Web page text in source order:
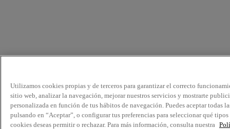
Utilizamos cookies propias y de terceros para garantizar el correcto
sitio web, analizar la navegación, mejorar nuestros servicios y mostrarte
personalizada en función de tus hábitos de navegación. Puedes aceptar todas
pulsando en “Aceptar”, o configurar tus preferencias para seleccionar qué tipos
cookies deseas permitir o rechazar. Para más información, consulta nuestra